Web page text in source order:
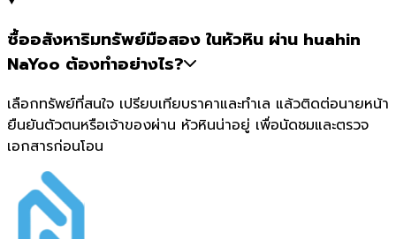
ซื้ออสังหาริมทรัพย์มือสอง ในหัวหิน ผ่าน huahin
NaYoo ต้องทำอย่างไร?
เลือกทรัพย์ที่สนใจ เปรียบเทียบราคาและทำเล แล้วติดต่อนายหน้า
ยืนยันตัวตนหรือเจ้าของผ่าน หัวหินน่าอยู่ เพื่อนัดชมและตรวจ
เอกสารก่อนโอน